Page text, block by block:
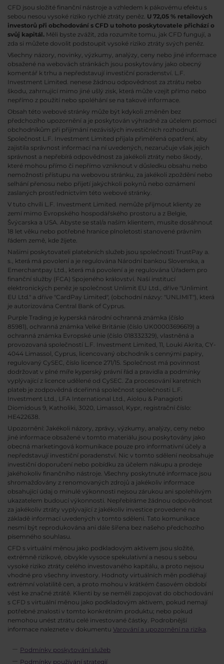
CFD jsou složité finanční nástroje a vzhledem k pákovému efektu s
sebou nesou vysoké riziko rychlé ztráty peněz. U 72,05 % retailových
investorů při obchodování s CFD u tohoto poskytovatele přichází o
svůj kapitál. Měli byste zvážit, zda rozumíte tomu, jak CFD fungují, a
zda si můžete dovolit podstoupit vysoké riziko ztráty svých peněz.
Všechny názory, novinky, výzkumy, analýzy, ceny nebo jiné informace
obsažené na webovách stránkách jsou poskytovány jako obecný
komentář k trhu a nepředstavují investiční poradenství. L.F.
Investment Limited. nenese žádnou odpovědnost za ztrátu nebo
škodu, zahrnující mimo jiné ušlý zisk, která může vzejít přímo nebo
nepřímo z použití nebo spoléhání se na takové informace.
Obsah této webové stránky může být kdykoli změněn bez
předchozího upozornění a je poskytován výhradně za účelem pomoci
obchodníkům při přijímání nezávislých investičních rozhodnutí.
Společnost L.F. Investment Limited přijala přiměřená opatření, aby
zajistila správnost informací na ní uvedených, nezaručuje však jejich
správnost a nepřebírá odpovědnost za jakékoli ztráty nebo škody,
které mohou přímo či nepřímo vzniknout v důsledku obsahu nebo
nemožnosti přístupu na webovou stránku, za jakékoli zpoždění nebo
selhání přenosu nebo přijetí jakýchkoli pokynů nebo oznámení
zaslaných prostřednictvím této webové stránky.
V tuto chvíli L.F. Investment Limited. nemůže přijmout klienty ze
zemí mimo Evropského hospodářského prostoru a z Belgie,
Švýcarska a USA. Abyste se stal/a naším klientem, musíte dosáhnout
18 let věku nebo potřebné hranice plnoletosti stanovené právním
řádem země, kde žijete.
Našimi poskytovateli platebních služeb jsou společnosti TrustPay a.
s., která má povolení a je regulována Národní bankou Slovenska, a
Emerchantpay Ltd., která má povolení a je regulována Úřadem pro
finanční služby (FCA) Spojeného království. Naší institucí
elektronických peněz je společnost Unlimit EU Ltd., dříve "Unlimint
EU Ltd." a dříve "CardPay Limited", (obchodní názvy: "UNLIMIT"), která
je autorizována Central Bank of Cyprus.
Purple Trading je kyperská národní ochranná známka (číslo
85981), ochranná známka Velké Británie (číslo UK00003696619) a
ochranná známka Evropské unie (číslo 018332329), vlastněná a
provozovaná společností L.F. Investment Limited, 11, Louki Akrita, CY-
4044 Limassol, Cyprus, licencovaný obchodník s cennými papíry,
regulovaný CySEC, číslo licence 271/15. Společnost má povinnost
dodržovat v plné míře kyperský právní řád a pravidla a podmínky
vyplývající z licence udělené od CySEC. Za procesování karetních
plateb je zodpovědná dceřinná společnost společnosti L.F.
Investment Ltd., LFA International Ltd., Aiolou & Panagioti
Diomidous 9, Katholiki, 3020, Limassol, Kypr, registrační číslo:
HE422638.
Upozornění: Jakékoli názory, zprávy, výzkumy, analýzy, ceny nebo
jiné informace obsažené v tomto materiálu jsou poskytovány jako
obecná marketingová komunikace pouze pro informativní účely a
nepředstavují investiční poradenství. Nic v tomto sdělení neobsahuje
investiční doporučení nebo pobídku za účelem nákupu a prodeje
jakéhokoliv finančního nástroje. Všechny poskytnuté informace jsou
shromažďovány z renomovaných zdrojů a jakékoliv informace
obsahující údaj o minulé výkonnosti nejsou zárukou ani spolehlivým
ukazatelem budoucí výkonnosti. Nepřebíráme žádnou odpovědnost
za jakékoliv ztráty vyplývající z jakékoliv investice provedené na
základě informací uvedených v tomto sdělení. Tato komunikace
nesmí být reprodukována ani dále šířena bez našeho předchozího
písemného souhlasu.
CFD s virtuální měnou jako podkladovým aktivem jsou složité,
extrémně rizikové, obvykle vysoce spekulativní a nesou s sebou
vysoké riziko ztráty celého investovaného kapitálu, a proto nejsou
vhodné pro všechny investory. Hodnoty virtuálních měn podléhají
extrémní volatilitě cen, a proto mohou v krátkém časovém období
vést ke značné ztrátě. Klienti by se neměli zapojovat do obchodování
s CFD s virtuální měnou jako podkladovým aktivem, pokud nemají
potřebné znalosti v tomto konkrétním produktu; nebo pokud
nemohou unést ztrátu celé investované částky. Podrobnější
informace naleznete v dokumentu Varování a upozornění na rizika
Podmínky poskytování služeb
Podmínky používání strategií